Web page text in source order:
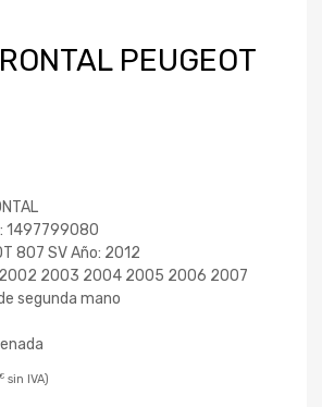
PEUGEOT
: 1497799080
807 SV Año: 2012
2003 2004 2005 2006 2007
segunda mano
€